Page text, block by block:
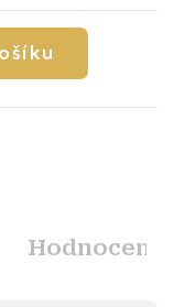
Hodnocení